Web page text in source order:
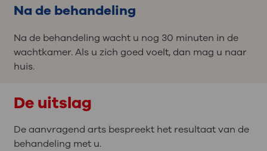
Na de behandeling
Na de behandeling wacht u nog 30 minuten in de
wachtkamer. Als u zich goed voelt, dan mag u naar
huis.
De uitslag
De aanvragend arts bespreekt het resultaat van de
behandeling met u.